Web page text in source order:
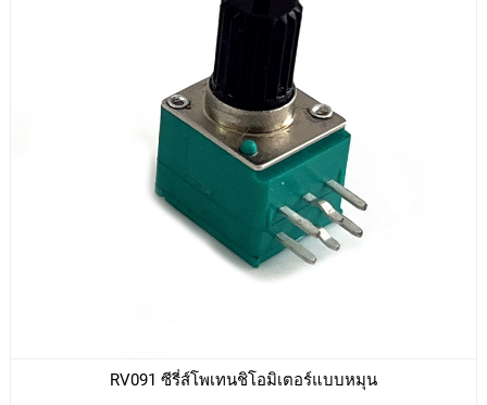
RV091 ซีรี่ส์โพเทนชิโอมิเตอร์แบบหมุน